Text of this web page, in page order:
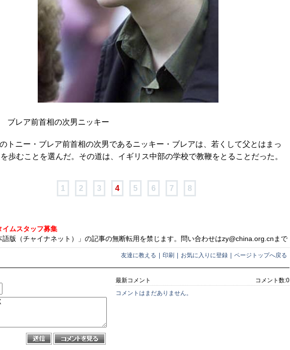
ブレア前首相の次男ニッキー
トニー・ブレア前首相の次男であるニッキー・ブレアは、若くして父とはまっ
歩むことを選んだ。その道は、イギリス中部の学校で教鞭をとることだった。
1 2 3 4 5 6 7 8
イムスタッフ募集
語版（チャイナネット）」の記事の無断転用を禁じます。問い合わせはzy@china.org.cnまで
友達に教える 印刷 お気に入りに登録 ページトップへ戻る
コメント数:0
最新コメント
コメントはまだありません。